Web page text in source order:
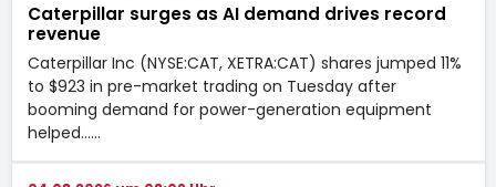
Caterpillar surges as AI demand drives record
revenue
Caterpillar Inc (NYSE:CAT, XETRA:CAT) shares jumped 11%
to $923 in pre-market trading on Tuesday after
booming demand for power-generation equipment
helped...…